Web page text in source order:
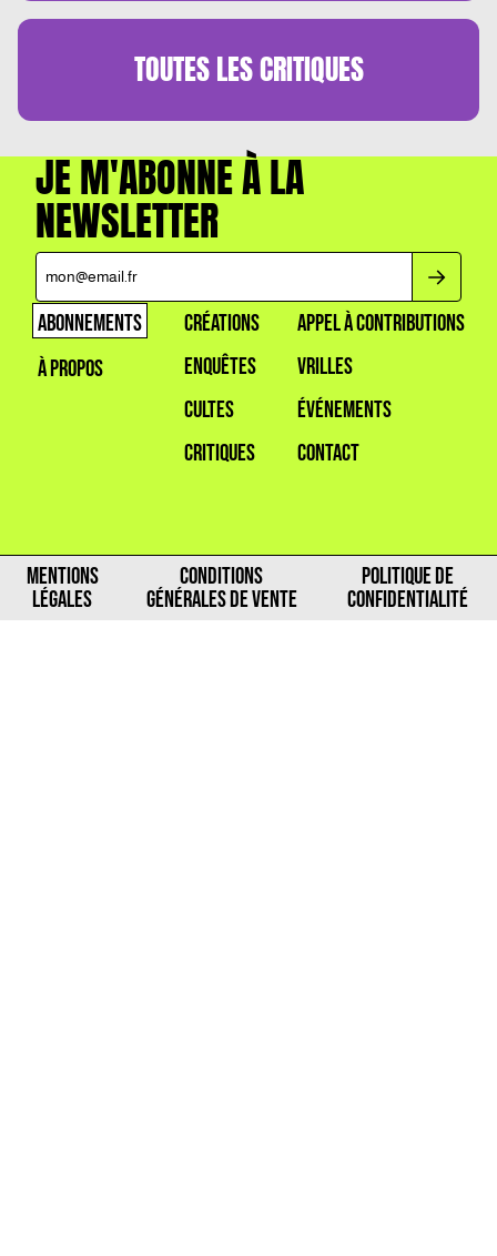
TOUTES LESCRITIQUES
JE M'ABONNE À LA
NEWSLETTER
ABONNEMENTS
À PROPOS
CRÉATIONS
ENQUÊTES
CULTES
CRITIQUES
APPEL À CONTRIBUTIONS
VRILLES
ÉVÉNEMENTS
CONTACT
MENTIONS
LÉGALES
CONDITIONS
GÉNÉRALES DE VENTE
POLITIQUE DE
CONFIDENTIALITÉ